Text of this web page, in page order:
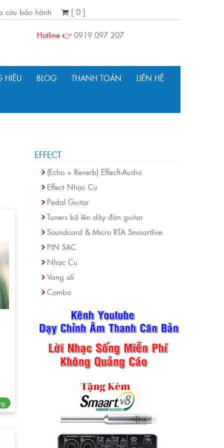
cứu bảo hành
[ 0 ]
Hotline 👉 0919 097 207
HIỆU BLOG THANH TOÁN LIÊN HỆ
EFFECT
(Echo + Reverb) Effecft-Audio
Effect Nhạc Cụ
Pedal Guitar
Tuners bộ lên dây đàn guitar
Soundcard & Micro RTA Smaartlive
PIN SẠC
Nhạc Cụ
Vang số
Combo